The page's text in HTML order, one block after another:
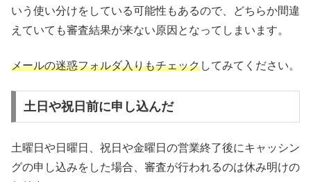
いう使い分けをしている可能性もあるので、どちらか間違
えていても審査結果が来ない原因となってしまいます。
メールの迷惑フォルダ入りもチェックしてみてください。
土日や祝日前に申し込んだ
土曜日や日曜日、祝日や金曜日の営業終了後にキャッシン
グの申し込みをした場合、審査が行われるのは休み明けの